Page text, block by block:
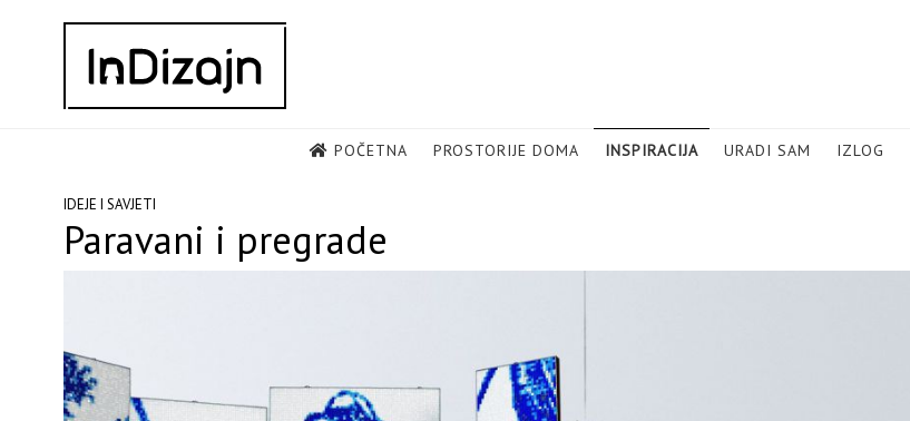
POČETNA PROSTORIJE DOMA INSPIRACIJA URADI SAM IZLOG
IDEJE I SAVJETI
Paravani i pregrade